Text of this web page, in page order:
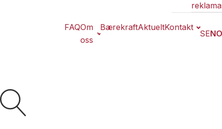
FAQOm
oss
BærekraftAktueltKontakt
SE
produkter